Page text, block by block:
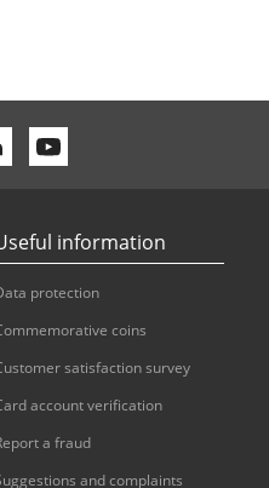
information
protection
coins
satisfaction survey
account verification
a fraud
and complaints